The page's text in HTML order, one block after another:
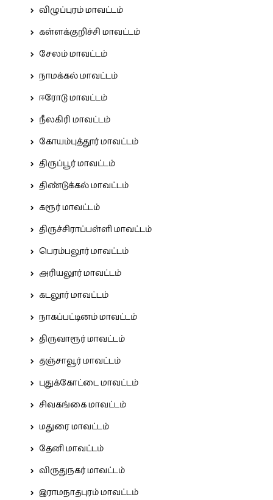
விழுப்புரம் மாவட்டம்
கள்ளக்குறிச்சி மாவட்டம்
சேலம் மாவட்டம்
நாமக்கல் மாவட்டம்
ஈரோடு மாவட்டம்
நீலகிரி மாவட்டம்
கோயம்புத்தூர் மாவட்டம்
திருப்பூர் மாவட்டம்
திண்டுக்கல் மாவட்டம்
கரூர் மாவட்டம்
திருச்சிராப்பள்ளி மாவட்டம்
பெரம்பலூர் மாவட்டம்
அரியலூர் மாவட்டம்
கடலூர் மாவட்டம்
நாகப்பட்டினம் மாவட்டம்
திருவாரூர் மாவட்டம்
தஞ்சாவூர் மாவட்டம்
புதுக்கோட்டை மாவட்டம்
சிவகங்கை மாவட்டம்
மதுரை மாவட்டம்
தேனி மாவட்டம்
விருதுநகர் மாவட்டம்
இராமநாதபுரம் மாவட்டம்